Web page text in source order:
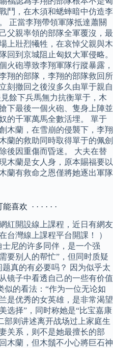
鬥，在木須和蟋蟀暗中仿造李
正當李翔帶領軍隊抵達蕭關
父親率領的部隊全軍覆沒，最
上壯烈犧牲，在哀悼父親與木
回到京城阻止匈奴大軍侵略。
火砲導致李翔軍隊行蹤暴露，
翔的部隊，李翔的部隊救回所
刻撤回之後沒多久由單于親自
餘下兵馬無力抗衡單于，木
下最後一個火砲、隻身上陣並
的千軍萬馬全數活埋。 單于
木蘭，在雪崩的侵襲下，李翔
蘭的救助同時取得單于的佩劍
後因重傷而昏迷。 大夫在替
木蘭是女人身，原本賜福要以
蘭有救命之恩僅將她逐出軍隊
喜欢 · · · · · ·
紅開設線上課程，近日有網友
台灣線上課程平台開課！ ）
尼的许多同伴，是一个强
要别人的帮忙”，但同时质疑
真的有必要吗？ 因为似乎太
镜子中看透自己的一些有价值
似的看法：“作为一位无论如
是优秀的女英雄，是非常渴望
选择”，同时称她是“比宝嘉康
部则讲述离开战场过上家庭生
关系，则不是她最擅长的部
木蘭，但木鬚不小心將巨石神